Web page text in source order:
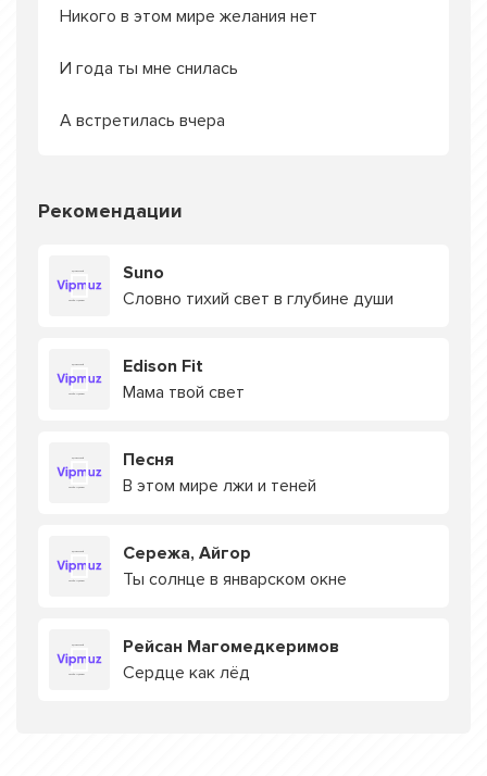
Никого в этом мире желания нет
И года ты мне снилась
А встретилась вчера
Рекомендации
Suno
Словно тихий свет в глубине души
Edison Fit
Мама твой свет
Песня
В этом мире лжи и теней
Сережа, Айгор
Ты солнце в январском окне
Рейсан Магомедкеримов
Сердце как лёд